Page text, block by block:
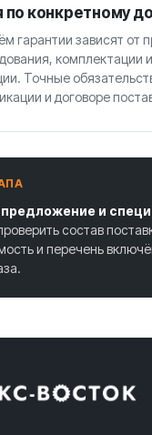
по конкретному
гарантии зависят от
комплектации
Точные
и договоре
и
состав
и перечень